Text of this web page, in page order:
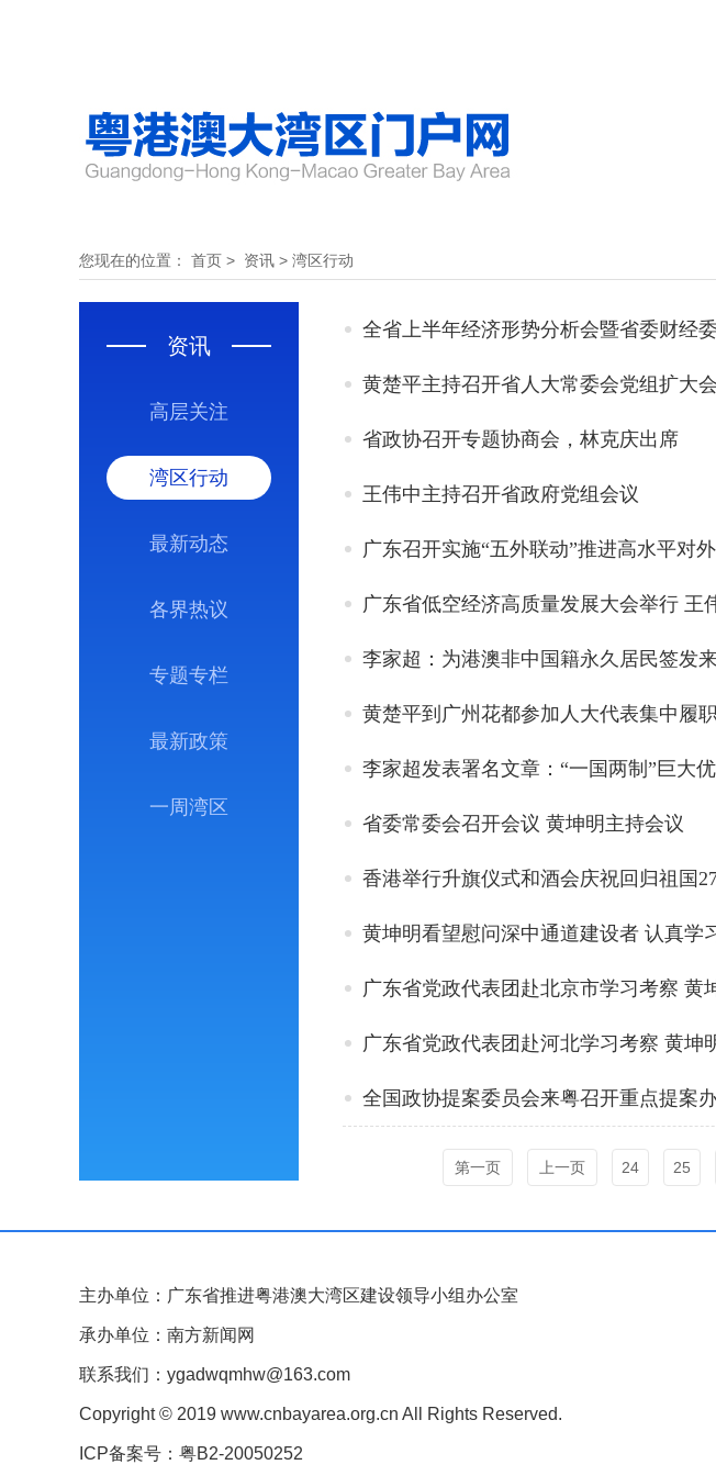
您现在的位置： 首页 > 资讯 > 湾区行动
资讯
高层关注
湾区行动
最新动态
各界热议
专题专栏
最新政策
一周湾区
全省上半年经济形势分析会暨省委财经
黄楚平主持召开省人大常委会党组扩大
省政协召开专题协商会，林克庆出席
王伟中主持召开省政府党组会议
广东召开实施“五外联动”推进高水平对
广东省低空经济高质量发展大会举行 王
李家超：为港澳非中国籍永久居民签发
李家超发表署名文章：“一国两制”巨大
省委常委会召开会议 黄坤明主持会议
香港举行升旗仪式和酒会庆祝回归祖国
广东省党政代表团赴北京市学习考察 黄
广东省党政代表团赴河北学习考察 黄坤
全国政协提案委员会来粤召开重点提案
第一页 上一页 24 25
主办单位：广东省推进粤港澳大湾区建设领导小组办公室
承办单位：南方新闻网
联系我们：ygadwqmhw@163.com
Copyright © 2019 www.cnbayarea.org.cn All Rights Reserved.
ICP备案号：粤B2-20050252